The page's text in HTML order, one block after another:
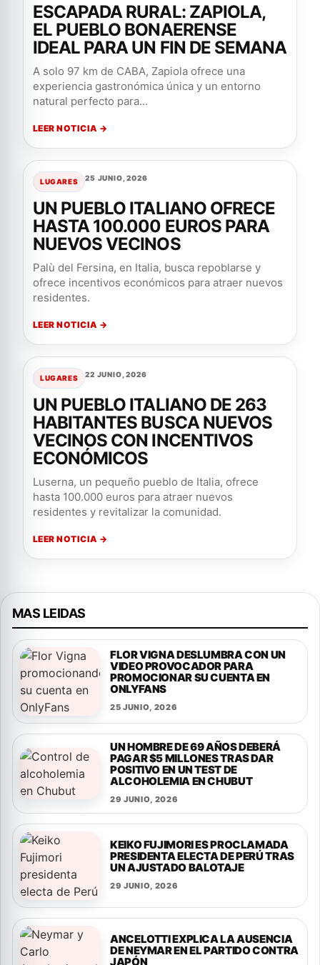
ESCAPADA RURAL: ZAPIOLA,
EL PUEBLO BONAERENSE
IDEAL PARA UN FIN DE SEMANA
A solo 97 km de CABA, Zapiola ofrece una
experiencia gastronómica única y un entorno
natural perfecto para...
LEER NOTICIA →
LUGARES 25 JUNIO, 2026
UN PUEBLO ITALIANO OFRECE
HASTA 100.000 EUROS PARA
NUEVOS VECINOS
Palù del Fersina, en Italia, busca repoblarse y
ofrece incentivos económicos para atraer nuevos
residentes.
LEER NOTICIA →
LUGARES 22 JUNIO, 2026
UN PUEBLO ITALIANO DE 263
HABITANTES BUSCA NUEVOS
VECINOS CON INCENTIVOS
ECONÓMICOS
Luserna, un pequeño pueblo de Italia, ofrece
hasta 100.000 euros para atraer nuevos
residentes y revitalizar la comunidad.
LEER NOTICIA →
MAS LEIDAS
FLOR VIGNA DESLUMBRA CON UN
VIDEO PROVOCADOR PARA
PROMOCIONAR SU CUENTA EN
ONLYFANS
25 JUNIO, 2026
UN HOMBRE DE 69 AÑOS DEBERÁ
PAGAR $5 MILLONES TRAS DAR
POSITIVO EN UN TEST DE
ALCOHOLEMIA EN CHUBUT
29 JUNIO, 2026
KEIKO FUJIMORI ES PROCLAMADA
PRESIDENTA ELECTA DE PERÚ TRAS
UN AJUSTADO BALOTAJE
29 JUNIO, 2026
ANCELOTTI EXPLICA LA AUSENCIA
DE NEYMAR EN EL PARTIDO CONTRA
JAPÓN